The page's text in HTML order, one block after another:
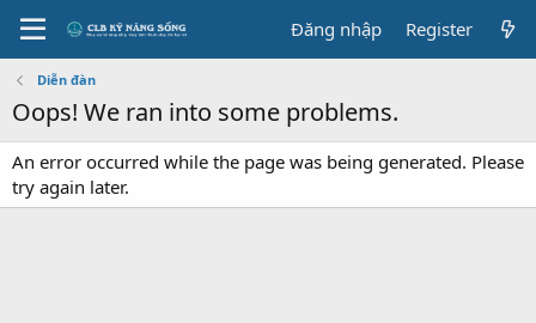
Đăng nhập Register
Diễn đàn
Oops! We ran into some problems.
An error occurred while the page was being generated. Please
try again later.